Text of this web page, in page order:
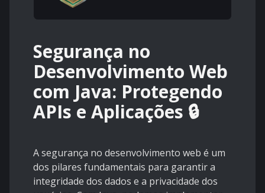
Segurança no
Desenvolvimento Web
com Java: Protegendo
APIs e Aplicações 🔒
A segurança no desenvolvimento web é um
dos pilares fundamentais para garantir a
integridade dos dados e a privacidade dos